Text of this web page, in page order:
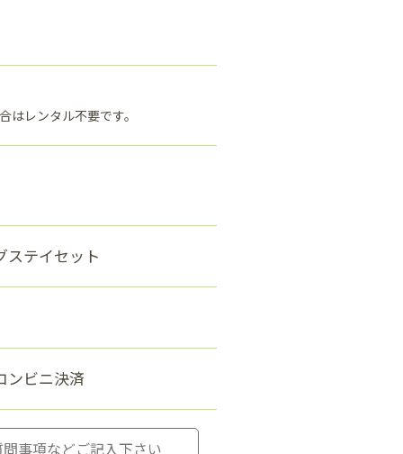
はレンタル不要です。
ステイセット
ンビニ決済